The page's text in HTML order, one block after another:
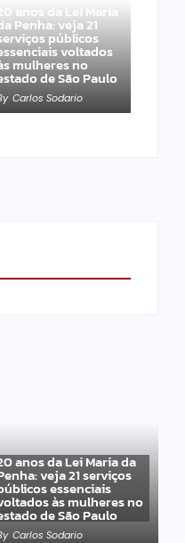
anos da Lei Maria
Penha: veja 21
públicos
voltados
mulheres no
de São Paulo
Carlos Sodario
anos da Lei Maria da
veja 21 serviços
essenciais
às mulheres no
de São Paulo
Carlos Sodario